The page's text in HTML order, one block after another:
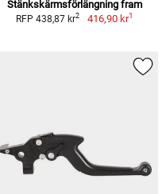
Stänkskärmsförlängning fram
RFP 438,87 kr2 416,90 kr1